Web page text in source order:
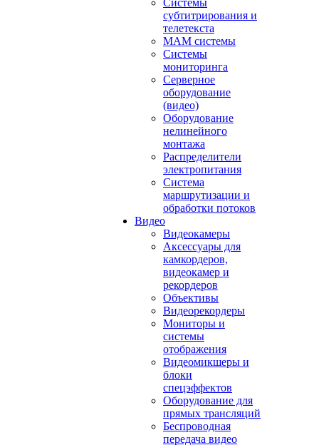
Системы
субтитрирования и
телетекста
MAM системы
Системы
мониторинга
Серверное
оборудование
(видео)
Оборудование
нелинейного
монтажа
Распределители
электропитания
Система
маршрутизации и
обработки потоков
Видео
Видеокамеры
Аксессуары для
камкордеров,
видеокамер и
рекордеров
Объективы
Видеорекордеры
Мониторы и
системы
отображения
Видеомикшеры и
блоки
спецэффектов
Оборудование для
прямых трансляций
Беспроводная
передача видео